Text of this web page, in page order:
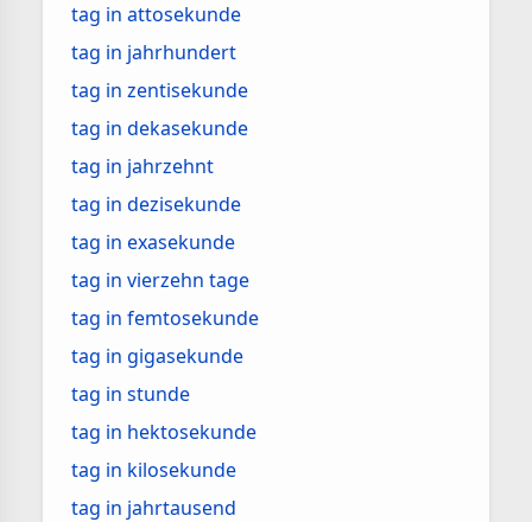
tag in attosekunde
tag in jahrhundert
tag in zentisekunde
tag in dekasekunde
tag in jahrzehnt
tag in dezisekunde
tag in exasekunde
tag in vierzehn tage
tag in femtosekunde
tag in gigasekunde
tag in stunde
tag in hektosekunde
tag in kilosekunde
tag in jahrtausend